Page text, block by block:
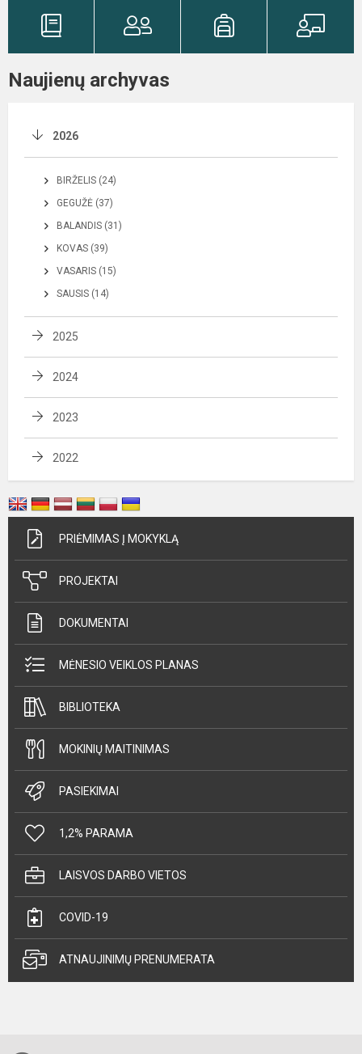
Naujienų archyvas
2026
BIRŽELIS (24)
GEGUŽĖ (37)
BALANDIS (31)
KOVAS (39)
VASARIS (15)
SAUSIS (14)
2025
2024
2023
2022
PRIĖMIMAS Į MOKYKLĄ
PROJEKTAI
DOKUMENTAI
MĖNESIO VEIKLOS PLANAS
BIBLIOTEKA
MOKINIŲ MAITINIMAS
PASIEKIMAI
1,2% PARAMA
LAISVOS DARBO VIETOS
COVID-19
ATNAUJINIMŲ PRENUMERATA